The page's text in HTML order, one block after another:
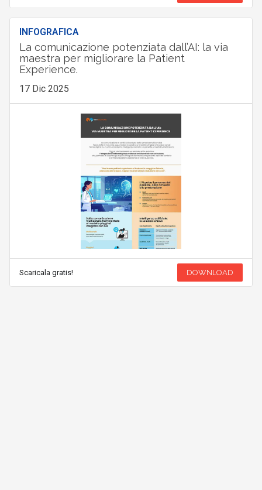
INFOGRAFICA
La comunicazione potenziata dall’AI: la via
maestra per migliorare la Patient
Experience.
17 Dic 2025
Scaricala gratis! DOWNLOAD